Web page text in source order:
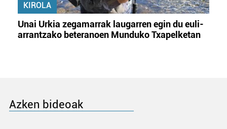
KIROLA
Unai Urkia zegamarrak laugarren egin du euli-
arrantzako beteranoen Munduko Txapelketan
Azken bideoak